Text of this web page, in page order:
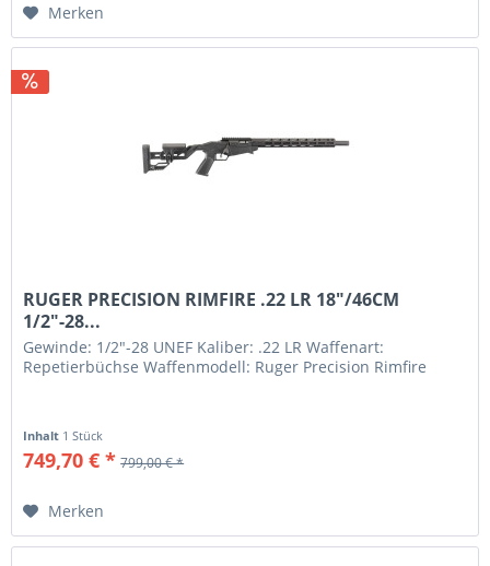
Merken
RUGER PRECISION RIMFIRE .22 LR 18"/46CM
1/2"-28...
Gewinde: 1/2"-28 UNEF Kaliber: .22 LR Waffenart:
Repetierbüchse Waffenmodell: Ruger Precision Rimfire
Inhalt 1 Stück
749,70 € * 799,00 € *
Merken